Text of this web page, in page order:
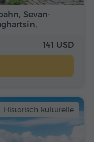
Sevan-
141 USD
Historisch-kulturelle